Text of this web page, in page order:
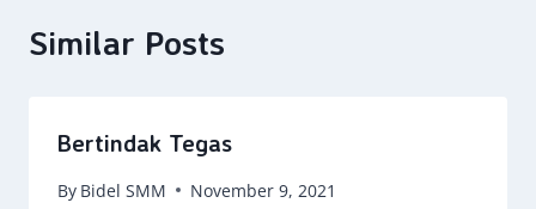
Similar Posts
Bertindak Tegas
By Bidel SMM November 9, 2021